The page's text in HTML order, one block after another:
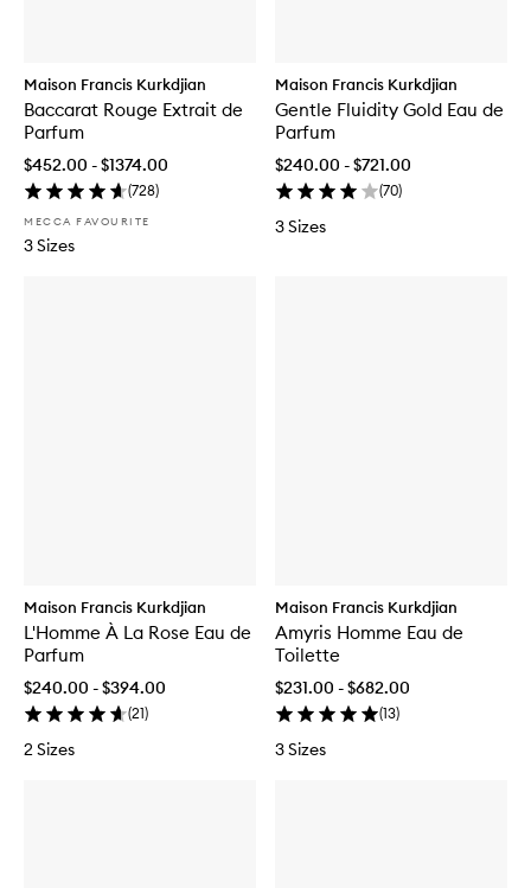
Maison Francis Kurkdjian
Baccarat Rouge Extrait de
Parfum
$452.00 - $1374.00
(728)
MECCA FAVOURITE
3 Sizes
Maison Francis Kurkdjian
Gentle Fluidity Gold Eau de
Parfum
$240.00 - $721.00
(70)
3 Sizes
Maison Francis Kurkdjian
L'Homme À La Rose Eau de
Parfum
$240.00 - $394.00
(21)
2 Sizes
Maison Francis Kurkdjian
Amyris Homme Eau de
Toilette
$231.00 - $682.00
(13)
3 Sizes